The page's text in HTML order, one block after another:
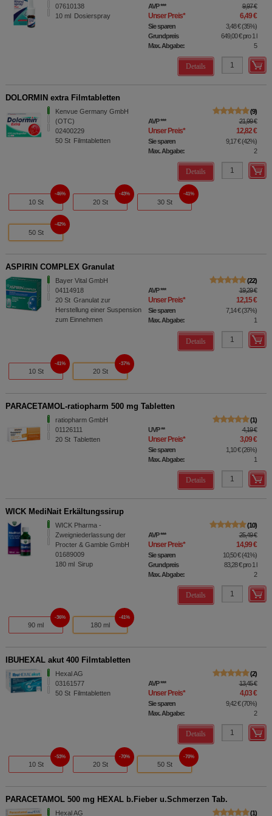
07610138
10 ml Dosierspray
AVP*** 9,97 €
Unser Preis* 6,49 €
Sie sparen 3,48 €(35%)
Grundpreis
649,00 €pro 1 l
Max. Abgabe:
5
Details
DOLORMIN extra Filmtabletten
Kenvue Germany GmbH
(OTC)
02400229
50 St Filmtabletten
9
AVP*** 21,99 €
Unser Preis* 12,82 €
Sie sparen 9,17 €(42%)
Max. Abgabe:
2
Details
10 St
46%
20 St
43%
30 St
41%
50 St
42%
ASPIRIN COMPLEX Granulat
Bayer Vital GmbH
04114918
20 St Granulat zur
Herstellung einer Suspension
zum Einnehmen
22
AVP*** 19,29 €
Unser Preis* 12,15 €
Sie sparen 7,14 €(37%)
Max. Abgabe:
1
Details
10 St
41%
20 St
37%
PARACETAMOL-ratiopharm 500 mg Tabletten
ratiopharm GmbH
01126111
20 St Tabletten
1
UVP** 4,19 €
Unser Preis* 3,09 €
Sie sparen 1,10 €(26%)
Max. Abgabe:
1
Details
WICK MediNait Erkältungssirup
WICK Pharma -
Zweigniederlassung der
Procter & Gamble GmbH
01689009
180 ml Sirup
10
AVP*** 25,49 €
Unser Preis* 14,99 €
Sie sparen 10,50 €(41%)
Grundpreis
83,28 €pro 1 l
Max. Abgabe:
2
Details
90 ml
36%
180 ml
41%
IBUHEXAL akut 400 Filmtabletten
Hexal AG
03161577
50 St Filmtabletten
2
AVP*** 13,45 €
Unser Preis* 4,03 €
Sie sparen 9,42 €(70%)
Max. Abgabe:
2
Details
10 St
53%
20 St
70%
50 St
70%
PARACETAMOL 500 mg HEXAL b.Fieber u.Schmerzen Tab.
Hexal AG 1